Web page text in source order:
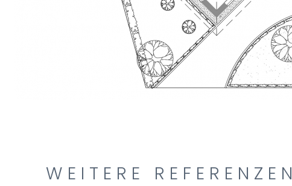
WEITERE REFERENZEN